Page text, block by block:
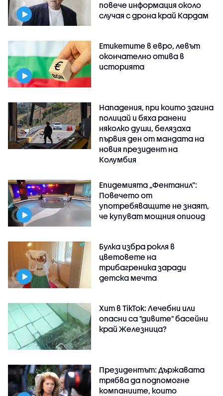
повече информация около
случая с дрона край Кардам
Етикетите в евро, левът
окончателно отива в
историята
Нападения, при които загина
полицай и бяха ранени
няколко души, белязаха
първия ден от мандата на
новия президент на
Колумбия
Епидемията „Фентанил”:
Повечето от
употребяващите не знаят,
че купуват мощния опиоид
Булка избра рокля в
цветовете на
трибагреника заради
детска мечта
Хит в TikTok: Лечебни или
опасни са "дивите" басейни
край Железница?
Президентът: Държавата
трябва да подпомогне
компаниите, които